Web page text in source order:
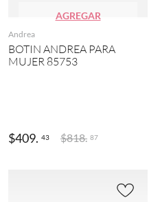
AGREGAR
Andrea
BOTIN ANDREA PARA
MUJER 85753
$409. 43 $818. 87